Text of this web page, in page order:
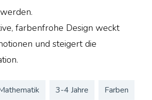
farbenfrohe Design weckt
und steigert die
3-4 Jahre Farben